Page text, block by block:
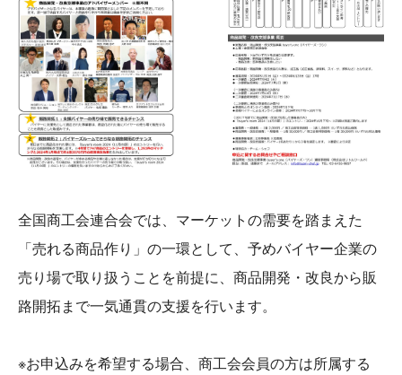
全国商工会連合会では、マーケットの需要を踏まえた
「売れる商品作り」の一環として、予めバイヤー企業の
売り場で取り扱うことを前提に、商品開発・改良から販
路開拓まで一気通貫の支援を行います。
※お申込みを希望する場合、商工会会員の方は所属する